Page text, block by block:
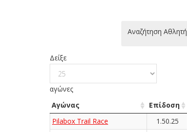
Αναζήτηση Αθλητή
Δείξε
αγώνες
Αγώνας Επίδοση
Pilabox Trail Race
1.50.25